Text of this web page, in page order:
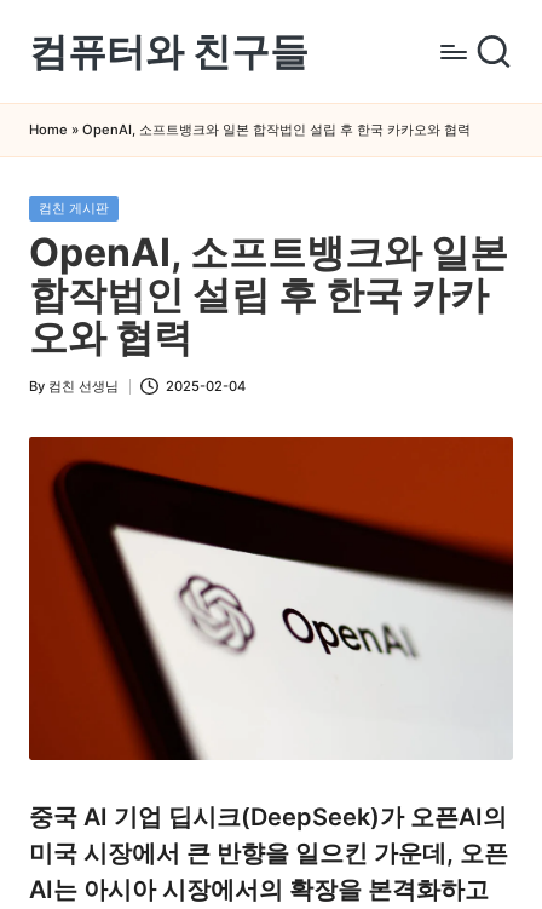
Skip
content
컴퓨터와 친구들
퓨
터
스
마
트
폰
을
쉽
배
우
는
Home » OpenAI, 소프트뱅크와 일본 합작법인 설립 후 한국 카카오와 협력
Posted
in
컴친 게시판
OpenAI, 소프트뱅크와 일본
합작법인 설립 후 한국 카카
오와 협력
Posted
By 컴친 선생님 2025-02-04
중국 AI 기업 딥시크(DeepSeek)가 오픈AI의
미국 시장에서 큰 반향을 일으킨 가운데, 오픈
AI는 아시아 시장에서의 확장을 본격화하고